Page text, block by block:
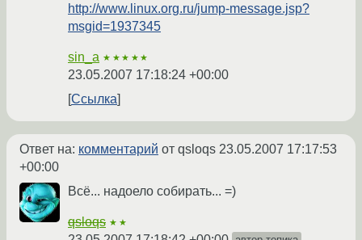
http://www.linux.org.ru/jump-message.jsp?
msgid=1937345
sin_a ★★★★★
23.05.2007 17:18:24 +00:00
Ссылка
Ответ на: комментарий от qsloqs 23.05.2007 17:17:53
+00:00
Всё... надоело собирать... =)
qsloqs ★★